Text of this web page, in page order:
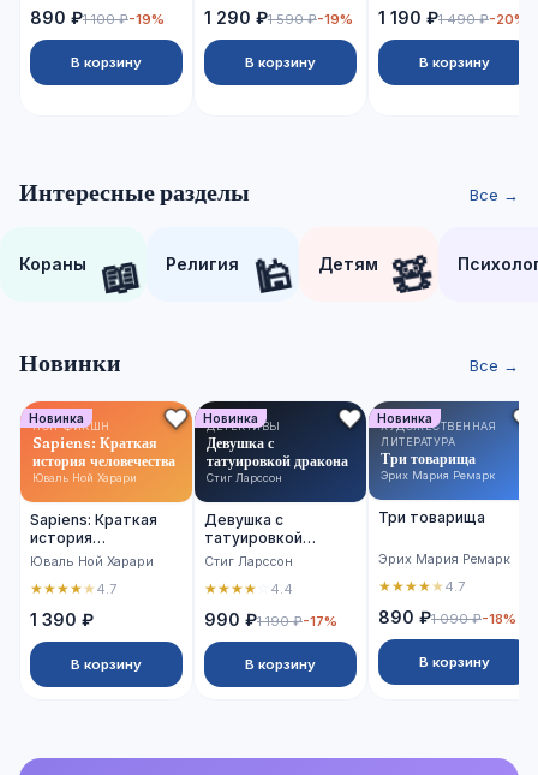
890 ₽1 100 ₽-19%
В корзину
1 290 ₽1 590 ₽-19%
В корзину
1 190 ₽1 490 ₽-20%
В корзину
Интересные разделы Все →
Кораны 📖 Религия 🕌 Детям 🧸
Новинки Все →
Новинка
НОН-ФИКШН
Sapiens: Краткая
история человечества
Юваль Ной Харари
Sapiens: Краткая
история
человечества
Юваль Ной Харари
★★★★★4.7
1 390 ₽
В корзину
Новинка
ДЕТЕКТИВЫ
Девушка с
татуировкой дракона
Стиг Ларссон
Девушка с
татуировкой
дракона
Стиг Ларссон
★★★★ 4.4
990 ₽1 190 ₽-17%
В корзину
Новинка
ХУДОЖЕСТВЕННАЯ
ЛИТЕРАТУРА
Три товарища
Эрих Мария Ремарк
Три товарища
Эрих Мария Ремарк
★★★★★4.7
890 ₽1 090 ₽-18%
В корзину